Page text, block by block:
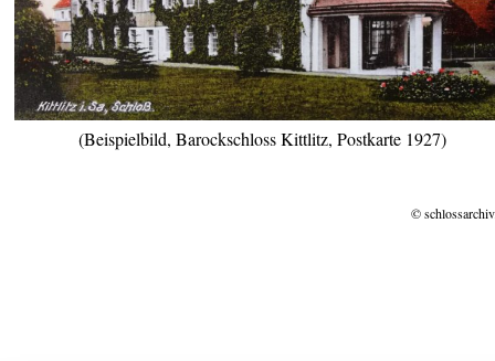
(Beispielbild, Barockschloss Kittlitz, Postkarte 1927)
©